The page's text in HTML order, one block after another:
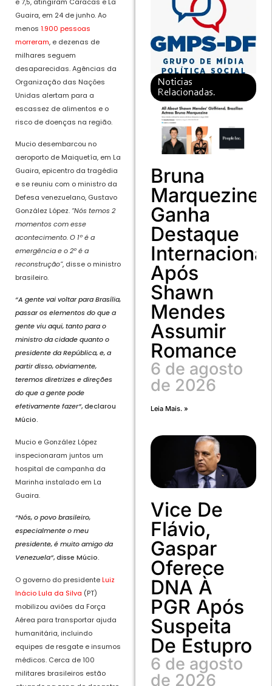
Guaira, em 24 de junho. Ao
menos 1.900 pessoas
morreram, e dezenas de
milhares seguem
desaparecidas. Agências da
Organização das Nações
Unidas alertam para a
escassez de alimentos e o
risco de doenças na região.
Mucio desembarcou no
aeroporto de Maiquetía, em La
Guaira, epicentro da tragédia
e se reuniu com o ministro da
Defesa venezuelano, Gustavo
González López. “Nós temos 2
momentos com esse
acontecimento. O 1º é a
emergência e o 2º é a
reconstrução”, disse o ministro
brasileiro.
“A gente vai voltar para Brasília,
passar os elementos do que a
gente viu aqui, tanto para o
ministro da cidade quanto o
presidente da República, e, a
partir disso, obviamente,
teremos diretrizes e direções
do que a gente pode
efetivamente fazer”, declarou
Múcio.
Mucio e González López
inspecionaram juntos um
hospital de campanha da
Marinha instalado em La
Guaira.
“Nós, o povo brasileiro,
especialmente o meu
presidente, é muito amigo da
Venezuela”, disse Múcio.
O governo do presidenteLuiz
Inácio Lula da Silva (PT)
mobilizou aviões da Força
Aérea para transportar ajuda
humanitária, incluindo
equipes de resgate e insumos
médicos. Cerca de 100
militares brasileiros estão
Noticias
Relacionadas.
Bruna
Marquezine
Ganha
Destaque
Internacional
Após
Shawn
Mendes
Assumir
Romance
6 de agosto
de 2026
Leia Mais. »
Vice De
Flávio,
Gaspar
Oferece
DNA À
PGR Após
Suspeita
De Estupro
6 de agosto
de 2026